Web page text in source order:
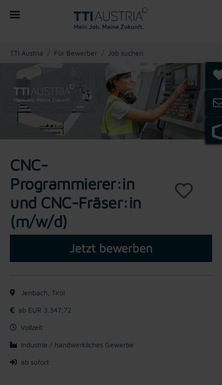
You are here:
TTI Austria Für Bewerber Job suchen
CNC-
Programmierer:in
und CNC-Fräser:in
(m/w/d)
Jetzt bewerben
Jenbach, Tirol
ab EUR 3.347,72
Vollzeit
Industrie / handwerkliches Gewerbe
ab sofort